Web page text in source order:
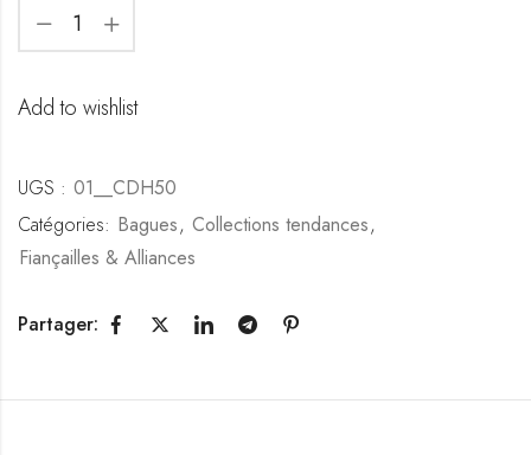
Add to wishlist
UGS : 01__CDH50
Catégories: Bagues, Collections tendances,
Fiançailles & Alliances
Partager: